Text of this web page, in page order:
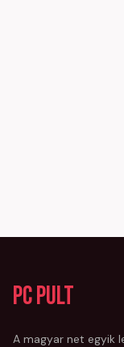
PC Pult
A magyar net egyik